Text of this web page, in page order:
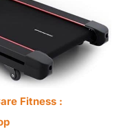
Fitness :